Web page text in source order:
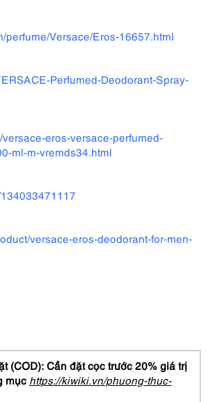
perfume/Versace/Eros-16657.html
Perfumed-Deodorant-Spray-
eros-versace-perfumed-
ml-m-vremds34.html
versace-eros-deodorant-for-men-
(COD): Cần đặt cọc trước 20% giá trị
mục https://kiwiki.vn/phuong-thuc-